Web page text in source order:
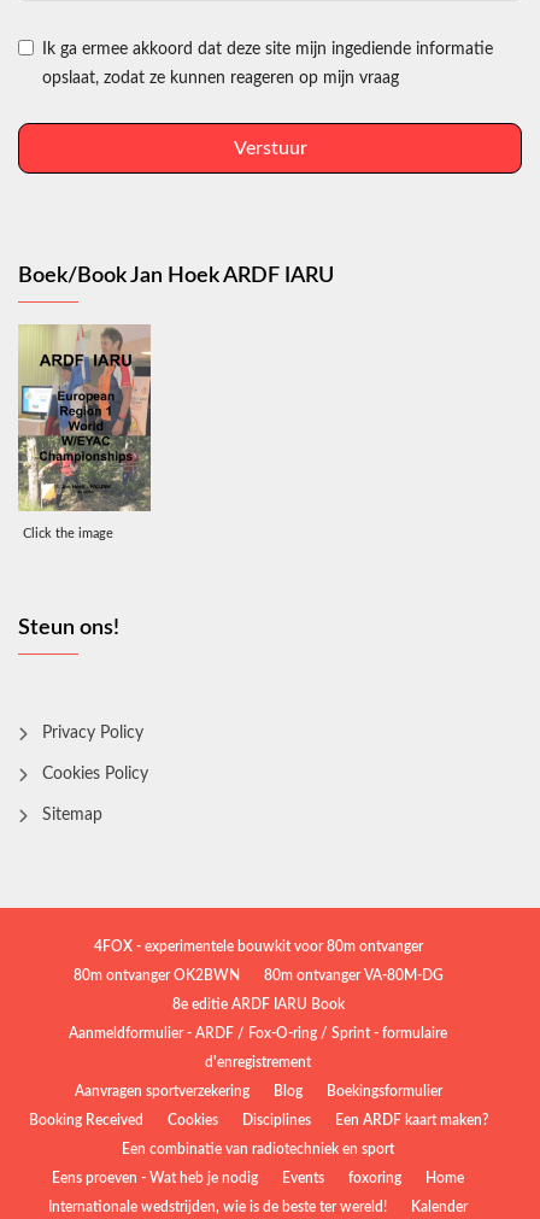
Ik ga ermee akkoord dat deze site mijn ingediende informatie
opslaat, zodat ze kunnen reageren op mijn vraag
Verstuur
Boek/Book Jan Hoek ARDF IARU
Click the image
Steun ons!
Privacy Policy
Cookies Policy
Sitemap
4FOX - experimentele bouwkit voor 80m ontvanger
80m ontvanger OK2BWN
80m ontvanger VA-80M-DG
8e editie ARDF IARU Book
Aanmeldformulier - ARDF / Fox-O-ring / Sprint - formulaire
d'enregistrement
Aanvragen sportverzekering
Blog
Boekingsformulier
Booking Received
Cookies Disciplines
Een ARDF kaart maken?
Een combinatie van radiotechniek en sport
Eens proeven - Wat heb je nodig
Events foxoring
Home
Internationale wedstrijden, wie is de beste ter wereld!
Kalender